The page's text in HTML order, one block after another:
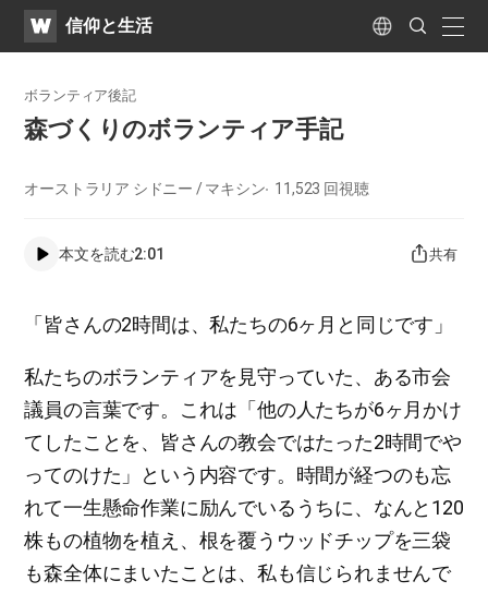
WATV​信仰と生活 Language
Search
Submit
ボランティア後記
​森づくりのボランティア手記​
オーストラリア シドニー / マキシン 11,523 回視聴
本文を読む2:01 共有
「皆さんの2時間は、私たちの6ヶ月と同じです」
私たちのボランティアを見守っていた、ある市会
議員の言葉です。これは「他の人たちが6ヶ月かけ
てしたことを、皆さんの教会ではたった2時間でや
ってのけた」という内容です。時間が経つのも忘
れて一生懸命作業に励んでいるうちに、なんと120
株もの植物を植え、根を覆うウッドチップを三袋
も森全体にまいたことは、私も信じられませんで